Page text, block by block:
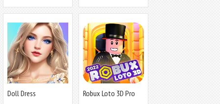
Doll Dress
Robux Loto 3D Pro